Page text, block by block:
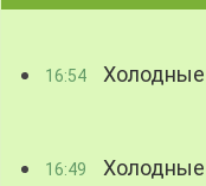
16:54
16:49